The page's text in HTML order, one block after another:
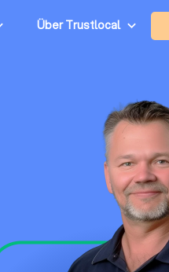
Über Trustlocal